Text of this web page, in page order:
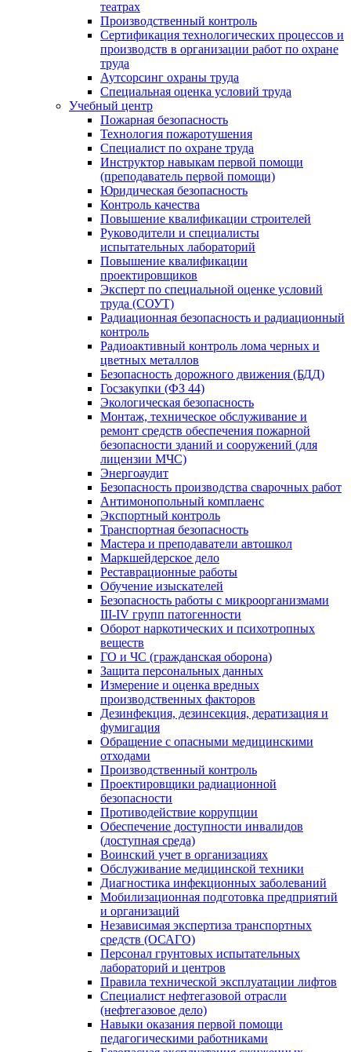
театрах
Производственный контроль
Сертификация технологических процессов и
производств в организации работ по охране
труда
Аутсорсинг охраны труда
Специальная оценка условий труда
Учебный центр
Пожарная безопасность
Технология пожаротушения
Специалист по охране труда
Инструктор навыкам первой помощи
(преподаватель первой помощи)
Юридическая безопасность
Контроль качества
Повышение квалификации строителей
Руководители и специалисты
испытательных лабораторий
Повышение квалификации
проектировщиков
Эксперт по специальной оценке условий
труда (СОУТ)
Радиационная безопасность и радиационный
контроль
Радиоактивный контроль лома черных и
цветных металлов
Безопасность дорожного движения (БДД)
Госзакупки (ФЗ 44)
Экологическая безопасность
Монтаж, техническое обслуживание и
ремонт средств обеспечения пожарной
безопасности зданий и сооружений (для
лицензии МЧС)
Энергоаудит
Безопасность производства сварочных работ
Антимонопольный комплаенс
Экспортный контроль
Транспортная безопасность
Мастера и преподаватели автошкол
Маркшейдерское дело
Реставрационные работы
Обучение изыскателей
Безопасность работы с микроорганизмами
III-IV групп патогенности
Оборот наркотических и психотропных
веществ
ГО и ЧС (гражданская оборона)
Защита персональных данных
Измерение и оценка вредных
производственных факторов
Дезинфекция, дезинсекция, дератизация и
фумигация
Обращение с опасными медицинскими
отходами
Производственный контроль
Проектировщики радиационной
безопасности
Противодействие коррупции
Обеспечение доступности инвалидов
(доступная среда)
Воинский учет в организациях
Обслуживание медицинской техники
Диагностика инфекционных заболеваний
Мобилизационная подготовка предприятий
и организаций
Независимая экспертиза транспортных
средств (ОСАГО)
Персонал грунтовых испытательных
лабораторий и центров
Правила технической эксплуатации лифтов
Специалист нефтегазовой отрасли
(нефтегазовое дело)
Навыки оказания первой помощи
педагогическими работниками